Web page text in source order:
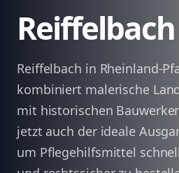
Reiffelbach
Reiffelbach in Rheinland-
kombiniert malerische
mit historischen
jetzt auch der ideale
um Pflegehilfsmittel